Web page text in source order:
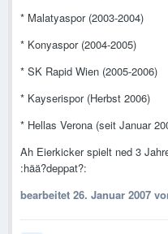
* Malatyaspor (2003-2004)
* Konyaspor (2004-2005)
* SK Rapid Wien (2005-2006)
* Kayserispor (Herbst 2006)
* Hellas Verona (seit Januar
Ah Eierkicker spielt ned 3
:hää?deppat?:
bearbeitet 26. Januar 2007